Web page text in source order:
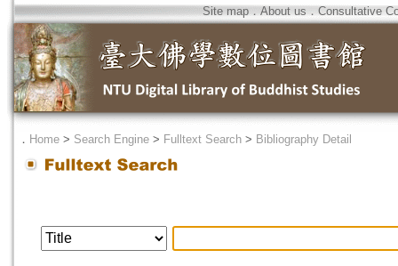
Site map．About us ． Consultative
． Home > Search Engine > Fulltext Search > Bibliography Detail